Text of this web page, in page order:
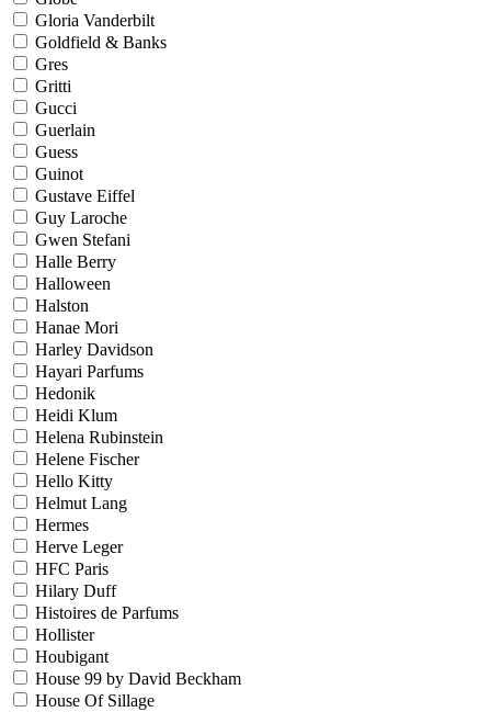
Gloria Vanderbilt
Goldfield & Banks
Gres
Gritti
Gucci
Guerlain
Guess
Guinot
Gustave Eiffel
Guy Laroche
Gwen Stefani
Halle Berry
Halloween
Halston
Hanae Mori
Harley Davidson
Hayari Parfums
Hedonik
Heidi Klum
Helena Rubinstein
Helene Fischer
Hello Kitty
Helmut Lang
Hermes
Herve Leger
HFC Paris
Hilary Duff
Histoires de Parfums
Hollister
Houbigant
House 99 by David Beckham
House Of Sillage